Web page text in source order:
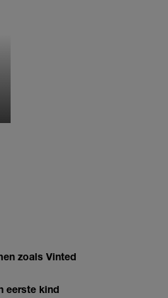
zoals Vinted
eerste kind